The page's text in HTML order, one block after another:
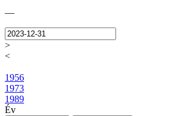
—
>
<
1956
1973
1989
Év